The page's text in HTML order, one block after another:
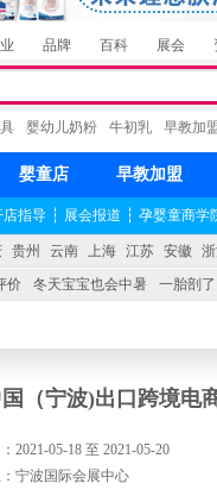
品牌 百科 展会
婴幼儿奶粉 牛初乳 早教加
婴童店 早教加盟
店指导 ┆ 展会报道 ┆ 孕婴童商学
贵州 云南 上海 江苏 安徽
价 冬天宝宝也会中暑 一胎剖
（宁波)出口跨境电
2021-05-18 至 2021-05-20
宁波国际会展中心